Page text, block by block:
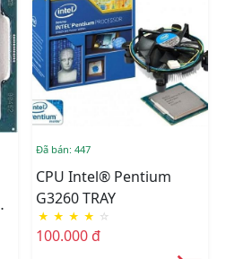
Đã bán: 447
CPU Intel® Pentium
G3260 TRAY
★ ★ ★ ★ ☆
100.000 đ